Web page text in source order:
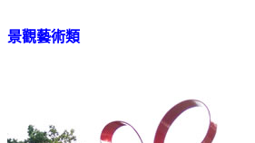
景觀藝術類